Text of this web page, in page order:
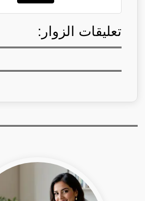
تعليقات الزوار: